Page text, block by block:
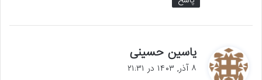
یاسین حسینی
ف
۸ آذر, ۱۴۰۳ در ۲۱:۳۱